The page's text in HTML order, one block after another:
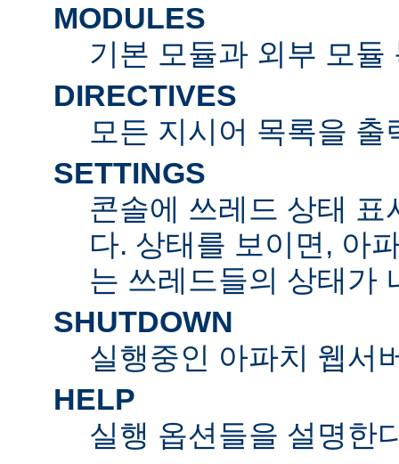
MODULES
기본 모듈과 외부 모듈
DIRECTIVES
모든 지시어 목록을 출
SETTINGS
콘솔에 쓰레드 상태 표
다. 상태를 보이면, 아
는 쓰레드들의 상태가
SHUTDOWN
실행중인 아파치 웹서
HELP
실행 옵션들을 설명한